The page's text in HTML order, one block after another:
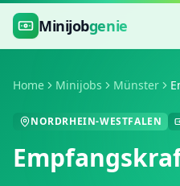
Zum Hauptinhalt springen
Minijobgenie
Home Minijobs Münster
NORDRHEIN-WESTFALEN